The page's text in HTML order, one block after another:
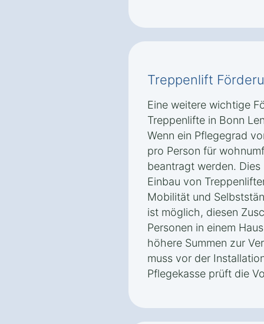
Treppenlift
Eine weitere wichtige
Treppenlifte in Bonn
Wenn ein Pflegegrad
pro Person für
beantragt werden.
Einbau von
Mobilität und
ist möglich, diesen
Personen in einem
höhere Summen zur
muss vor der
Pflegekasse prüft die